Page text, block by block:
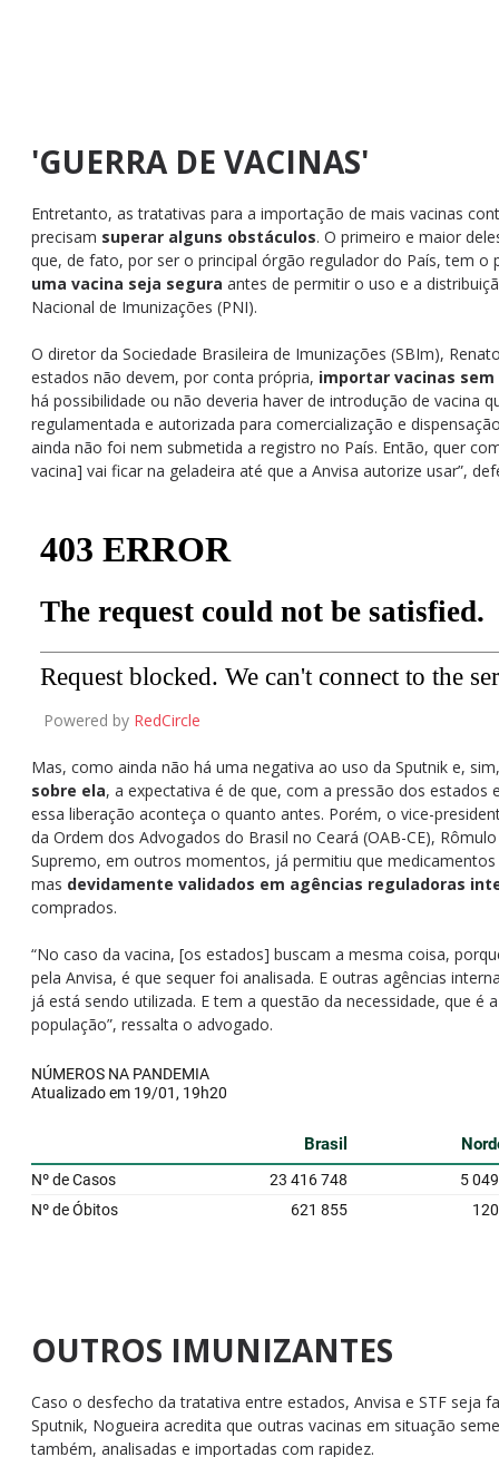
'GUERRA DE VACINAS'
Entretanto, as tratativas para a importação de mais vacinas
precisam superar alguns obstáculos. O primeiro e maior
que, de fato, por ser o principal órgão regulador do País, tem o
uma vacina seja segura antes de permitir o uso e a
Nacional de Imunizações (PNI).
O diretor da Sociedade Brasileira de Imunizações (SBIm),
estados não devem, por conta própria, importar vacinas
há possibilidade ou não deveria haver de introdução de vacina
regulamentada e autorizada para comercialização e
ainda não foi nem submetida a registro no País. Então, quer
vacina] vai ficar na geladeira até que a Anvisa autorize usar”,
Powered by RedCircle
Mas, como ainda não há uma negativa ao uso da Sputnik e,
sobre ela, a expectativa é de que, com a pressão dos estados
essa liberação aconteça o quanto antes. Porém, o vice-
da Ordem dos Advogados do Brasil no Ceará (OAB-CE),
Supremo, em outros momentos, já permitiu que
mas devidamente validados em agências reguladoras
comprados.
“No caso da vacina, [os estados] buscam a mesma coisa,
pela Anvisa, é que sequer foi analisada. E outras agências
já está sendo utilizada. E tem a questão da necessidade, que é
população”, ressalta o advogado.
OUTROS IMUNIZANTES
Caso o desfecho da tratativa entre estados, Anvisa e STF seja
Sputnik, Nogueira acredita que outras vacinas em situação
também, analisadas e importadas com rapidez.